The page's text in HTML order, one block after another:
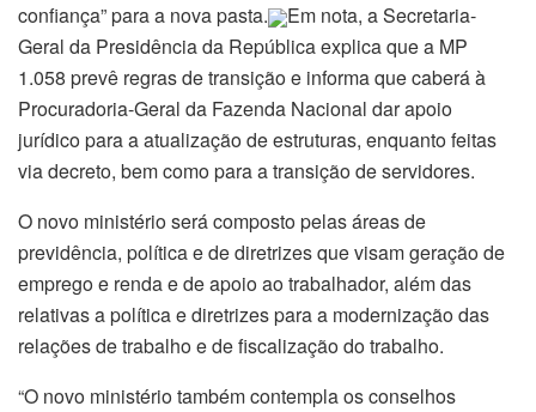
confiança” para a nova pasta.
Em nota, a Secretaria-
Geral da Presidência da República explica que a MP
1.058 prevê regras de transição e informa que caberá à
Procuradoria-Geral da Fazenda Nacional dar apoio
jurídico para a atualização de estruturas, enquanto feitas
via decreto, bem como para a transição de servidores.
O novo ministério será composto pelas áreas de
previdência, política e de diretrizes que visam geração de
emprego e renda e de apoio ao trabalhador, além das
relativas a política e diretrizes para a modernização das
relações de trabalho e de fiscalização do trabalho.
“O novo ministério também contempla os conselhos